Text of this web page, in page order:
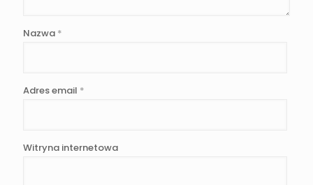
Nazwa *
Adres email *
Witryna internetowa